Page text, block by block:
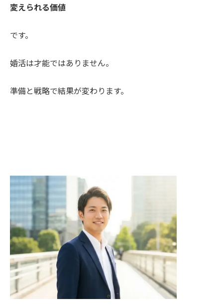
変えられる価値
です。
婚活は才能ではありません。
準備と戦略で結果が変わります。